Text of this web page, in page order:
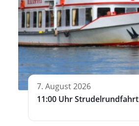
7. August 2026
11:00 Uhr Strudelrundfahrt